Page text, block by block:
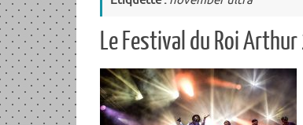
Le Festival du Roi